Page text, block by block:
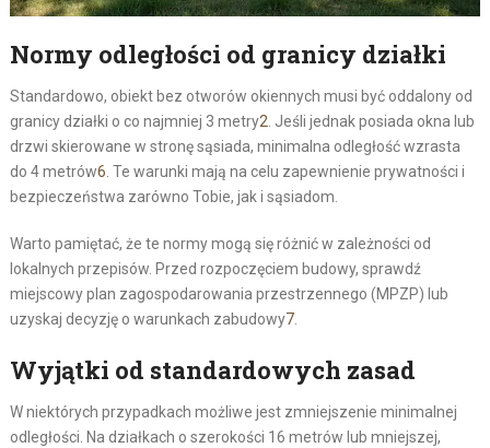
Normy odległości od granicy działki
Standardowo, obiekt bez otworów okiennych musi być oddalony od
granicy działki o co najmniej 3 metry2. Jeśli jednak posiada okna lub
drzwi skierowane w stronę sąsiada, minimalna odległość wzrasta
do 4 metrów6. Te warunki mają na celu zapewnienie prywatności i
bezpieczeństwa zarówno Tobie, jak i sąsiadom.
Warto pamiętać, że te normy mogą się różnić w zależności od
lokalnych przepisów. Przed rozpoczęciem budowy, sprawdź
miejscowy plan zagospodarowania przestrzennego (MPZP) lub
uzyskaj decyzję o warunkach zabudowy7.
Wyjątki od standardowych zasad
W niektórych przypadkach możliwe jest zmniejszenie minimalnej
odległości. Na działkach o szerokości 16 metrów lub mniejszej,